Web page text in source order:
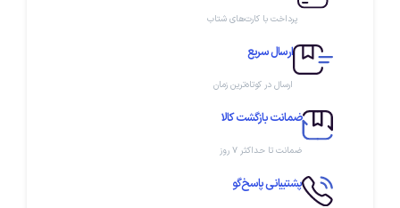
پرداخت با کارت‌های شتاب
ارسال سریع
ارسال در کوتاه‌ترین زمان
ضمانت بازگشت کالا
ضمانت تا حداکثر ۷ روز
پشتیبانی پاسخ‌گو